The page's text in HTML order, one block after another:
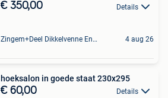
€ 350,00 Details
Zingem+Deel Dikkelvenne En Nederzwalm-Hermelgem 4 aug 26
hoeksalon in goede staat 230x295
€ 60,00 Details